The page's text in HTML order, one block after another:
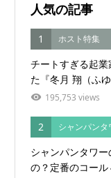
人気の記事
1 ホスト特集
チートすぎる起
た『冬月 翔（ふ
195,753 views
2 シャンパンタ
シャンパンタワ
の？定番のコー